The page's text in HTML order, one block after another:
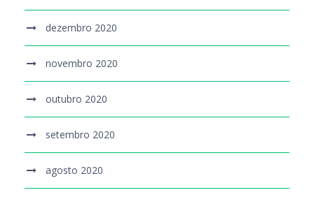
dezembro 2020
novembro 2020
outubro 2020
setembro 2020
agosto 2020